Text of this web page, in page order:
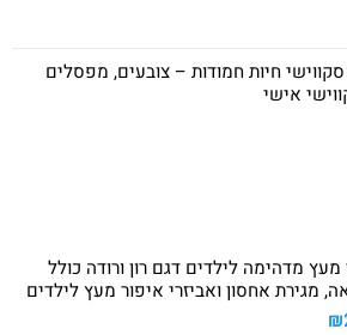
חיות חמודות – צובעים, מפסלים
אישי
מדהימה לילדים דגם רון ורודה כולל
מגירת אחסון ואביזרי איפור מעץ לילדים
₪המחיר